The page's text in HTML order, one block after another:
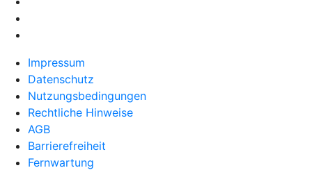
Impressum
Datenschutz
Nutzungsbedingungen
Rechtliche Hinweise
AGB
Barrierefreiheit
Fernwartung